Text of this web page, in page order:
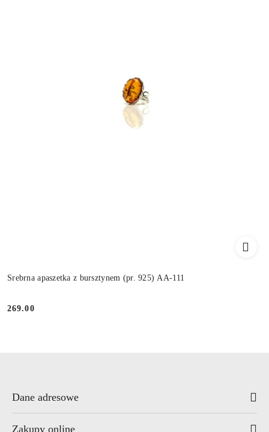
Srebrna apaszetka z bursztynem (pr. 925) AA-111
Cena:
269.00
Dane adresowe
Zakupy online